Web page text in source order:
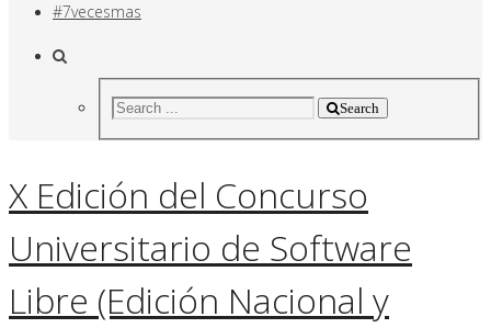
#7vecesmas
Search
X Edición del Concurso
Universitario de Software
Libre (Edición Nacional y